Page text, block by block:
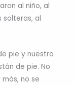
al niño, al
solteras, al
pie y nuestro
de pie. No
no se